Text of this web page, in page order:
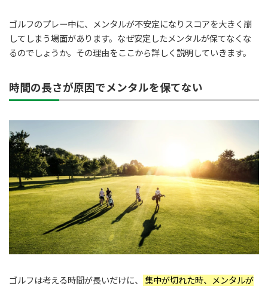
ゴルフのプレー中に、メンタルが不安定になりスコアを大きく崩
してしまう場面があります。なぜ安定したメンタルが保てなくな
るのでしょうか。その理由をここから詳しく説明していきます。
時間の長さが原因でメンタルを保てない
ゴルフは考える時間が長いだけに、
集中が切れた時、メンタルが